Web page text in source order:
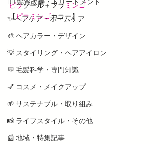
💇‍♀️ 髪質改善・トリートメント
✨ ヘアケア・ホームケア
🎨 ヘアカラー・デザイン
💡 スタイリング・ヘアアイロン
💬 毛髪科学・専門知識
💅 コスメ・メイクアップ
🌱 サステナブル・取り組み
📸 ライフスタイル・その他
📰 地域・特集記事
ピラゾール＋フラ ミンゴ
【ピラミンゴカラー】